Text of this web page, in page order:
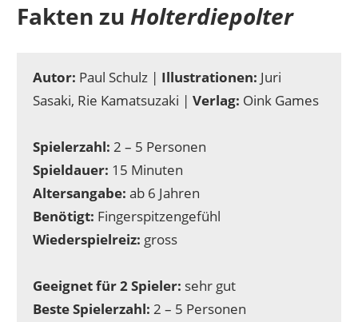
Fakten zuHolterdiepolter
Autor: Paul Schulz | Illustrationen: Juri
Sasaki, Rie Kamatsuzaki |Verlag: Oink Games
Spielerzahl: 2 – 5 Personen
Spieldauer: 15 Minuten
Altersangabe: ab 6 Jahren
Benötigt: Fingerspitzengefühl
Wiederspielreiz: gross
Geeignet für 2 Spieler: sehr gut
Beste Spielerzahl: 2 – 5 Personen